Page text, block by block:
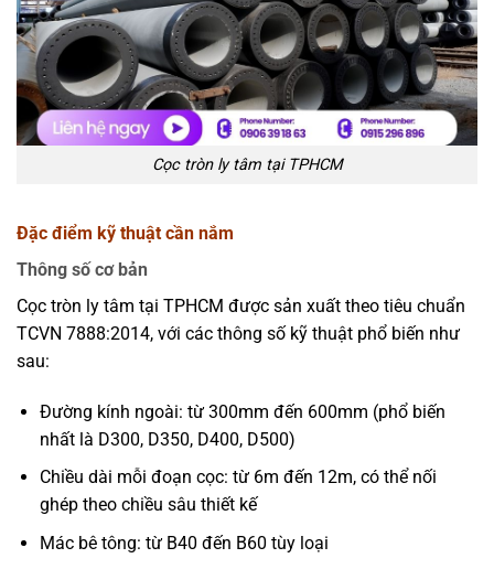
Cọc tròn ly tâm tại TPHCM
Đặc điểm kỹ thuật cần nắm
Thông số cơ bản
Cọc tròn ly tâm tại TPHCM được sản xuất theo tiêu chuẩn
TCVN 7888:2014, với các thông số kỹ thuật phổ biến như
sau:
Đường kính ngoài: từ 300mm đến 600mm (phổ biến
nhất là D300, D350, D400, D500)
Chiều dài mỗi đoạn cọc: từ 6m đến 12m, có thể nối
ghép theo chiều sâu thiết kế
Mác bê tông: từ B40 đến B60 tùy loại